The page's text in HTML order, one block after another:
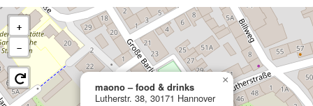
maono – food & drinks
Lutherstr. 38, 30171 Hannover
×
+
−